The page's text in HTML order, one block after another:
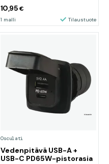
10,95 €
1 malli Tilaustuote
Osculati
Vedenpitävä USB-A +
USB-C PD65W-pistorasia